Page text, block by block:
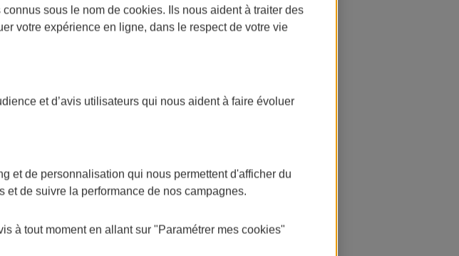
sous le nom de cookies. Ils nous aident à traiter des
votre expérience en ligne, dans le respect de votre vie
et d’avis utilisateurs qui nous aident à faire évoluer
et de personnalisation qui nous permettent d'afficher du
de suivre la performance de nos campagnes.
à tout moment en allant sur "Paramétrer mes cookies"